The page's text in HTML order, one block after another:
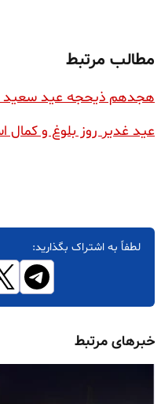
مطالب مرتبط
هجدهم ذیحجه عید سعید
عید غدیر روز بلوغ و کمال
لطفاً به اشتراک بگذارید:
خبرهای مرتبط